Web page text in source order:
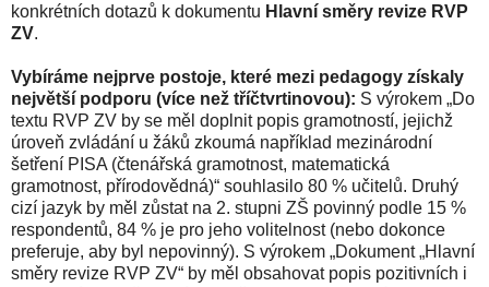
konkrétních dotazů k dokumentu Hlavní směry revize RVP
ZV.
Vybíráme nejprve postoje, které mezi pedagogy získaly
největší podporu (více než tříčtvrtinovou): S výrokem „Do
textu RVP ZV by se měl doplnit popis gramotností, jejichž
úroveň zvládání u žáků zkoumá například mezinárodní
šetření PISA (čtenářská gramotnost, matematická
gramotnost, přírodovědná)“ souhlasilo 80 % učitelů. Druhý
cizí jazyk by měl zůstat na 2. stupni ZŠ povinný podle 15 %
respondentů, 84 % je pro jeho volitelnost (nebo dokonce
preferuje, aby byl nepovinný). S výrokem „Dokument „Hlavní
směry revize RVP ZV“ by měl obsahovat popis pozitivních i